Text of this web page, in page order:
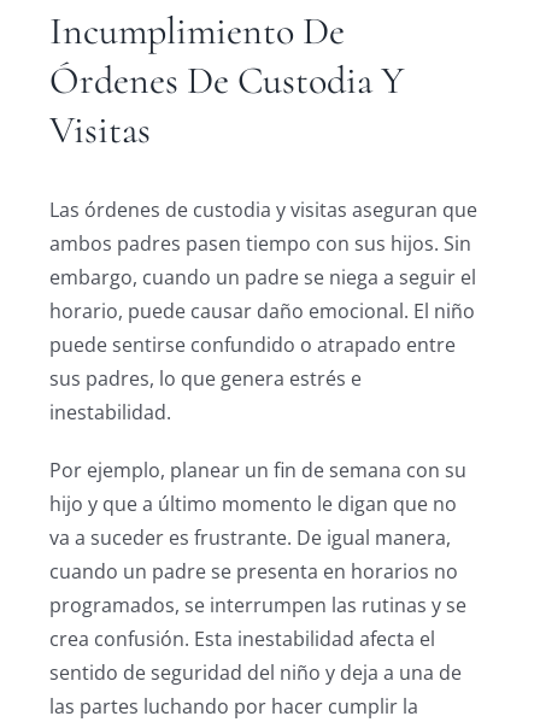
Incumplimiento De
Órdenes De Custodia Y
Visitas
Las órdenes de custodia y visitas aseguran que
ambos padres pasen tiempo con sus hijos. Sin
embargo, cuando un padre se niega a seguir el
horario, puede causar daño emocional. El niño
puede sentirse confundido o atrapado entre
sus padres, lo que genera estrés e
inestabilidad.
Por ejemplo, planear un fin de semana con su
hijo y que a último momento le digan que no
va a suceder es frustrante. De igual manera,
cuando un padre se presenta en horarios no
programados, se interrumpen las rutinas y se
crea confusión. Esta inestabilidad afecta el
sentido de seguridad del niño y deja a una de
las partes luchando por hacer cumplir la